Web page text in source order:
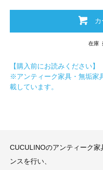
在庫
【購入前にお読みください】
※アンティーク家具・無垢家
載しています。
CUCULINOのアンティーク
ンスを行い、